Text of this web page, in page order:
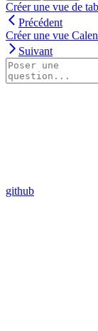
Créer une vue de
Précédent
Créer une vue
Suivant
github